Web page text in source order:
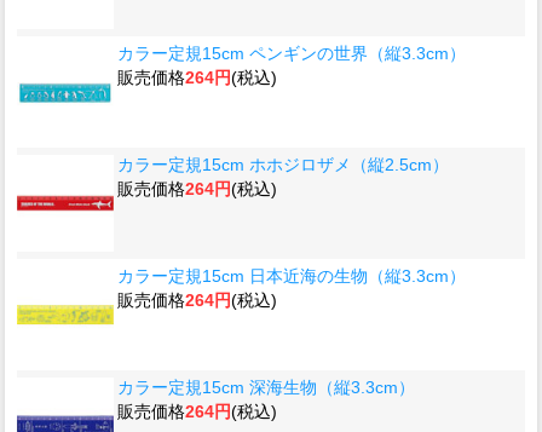
カラー定規15cm ペンギンの世界（縦3.3cm）
販売価格264円(税込)
カラー定規15cm ホホジロザメ（縦2.5cm）
販売価格264円(税込)
カラー定規15cm 日本近海の生物（縦3.3cm）
販売価格264円(税込)
カラー定規15cm 深海生物（縦3.3cm）
販売価格264円(税込)